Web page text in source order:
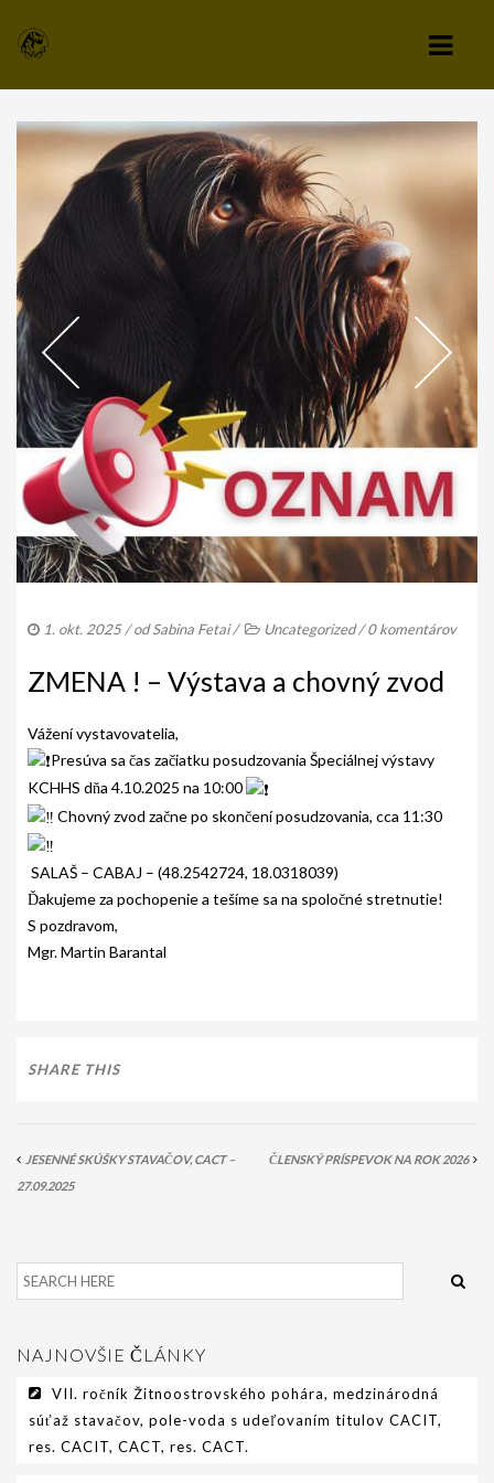
VÝBOR KLUBU
STANOVY KLUBU
CHOVATEĽSKÝ A ZÁPISNÝ PORIADOK
SPRAVODAJCA
TLAČIVÁ A PRIHLÁŠKY
KLUBOVÉ POPLATKY
ZÁPISNICE Z ČLENSKEJ SCHÔDZE
AKO BYT ČLENOM KCHHS
OZNAMY / NEWS
ŠTANDARD
PODMIENKY CHOVNOSTI
CHOVNÉ PSY
CHOVNÉ SUKY
CHOVATEĽSKÉ STANICE
OČAKÁVANÉ VRHY NDS V ROKU 2026
PUDELPOINTER
ŠTANDARD
OČAKÁVANÉ VRHY PP V ROKU 2026
MEDZINÁRODNÁ SÚŤAŽ HRUBOSRSTÝCH
STAVAČOV „MEMORIÁL B. ZEMKA“
SKÚŠKY
VÝSTAVY
VÝCVIKOVÉ DNI 2025
1. okt. 2025/ odSabina Fetai/ Uncategorized/0 komentárov
ZMENA ! – Výstava a chovný zvod
Vážení vystavovatelia,
Presúva sa čas začiatku posudzovania Špeciálnej výstavy
KCHHS dňa 4.10.2025 na 10:00
Chovný zvod začne po skončení posudzovania, cca 11:30
SALAŠ – CABAJ – (48.2542724, 18.0318039)
Ďakujeme za pochopenie a tešíme sa na spoločné stretnutie!
S pozdravom,
Mgr. Martin Barantal
SHARE THIS
JESENNÉ SKÚŠKY STAVAČOV, CACT –
27.09.2025
ČLENSKÝ PRÍSPEVOK NA ROK 2026
NAJNOVŠIE ČLÁNKY
VII. ročník Žitnoostrovského pohára, medzinárodná
súťaž stavačov, pole-voda s udeľovaním titulov CACIT,
res. CACIT, CACT, res. CACT.